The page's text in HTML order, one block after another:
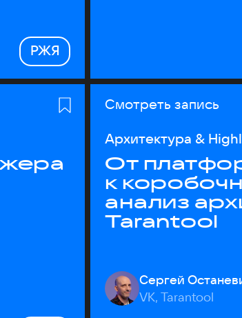
РЖЯ
Смотреть запись
Архитектура &
От
к
анализ
Tarantool
Сергей
VK, Tarantool